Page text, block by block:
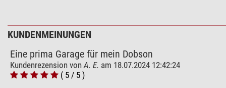
KUNDENMEINUNGEN
Eine prima Garage für mein Dobson
Kundenrezension vonA. E. am 18.07.2024 12:42:24
( 5 / 5 )